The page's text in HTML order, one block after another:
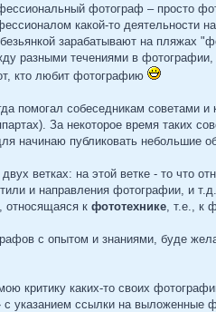
фотограф – просто
какой-то деятельности
зарабатывают на пляжах
разными течениями в
кто любит фотографию
помогал собеседникам советами
За некоторое время таких
начинаю публиковать
ветках: на этой ветке - то что
и направления фотографии, и
относящаяся к фототехнике, т.е., к
с опытом и знаниями, буде
критику каких-то своих
с указанием ссылки на выложенные